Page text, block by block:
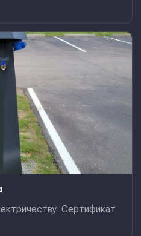
Сертификат